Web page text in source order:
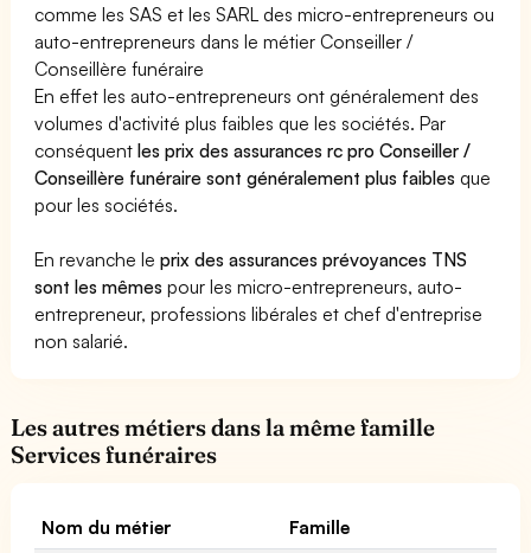
comme les SAS et les SARL des micro-entrepreneurs ou
auto-entrepreneurs dans le métier Conseiller /
Conseillère funéraire
En effet les auto-entrepreneurs ont généralement des
volumes d'activité plus faibles que les sociétés. Par
conséquentles prix des assurances rc pro Conseiller /
Conseillère funéraire sont généralement plus faibles que
pour les sociétés.
En revanche leprix des assurances prévoyances TNS
sont les mêmes pour les micro-entrepreneurs, auto-
entrepreneur, professions libérales et chef d'entreprise
non salarié.
Les autres métiers dans la même famille
Services funéraires
Nom du métier
Famille